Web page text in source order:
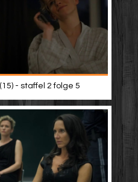
- staffel 2 folge 5